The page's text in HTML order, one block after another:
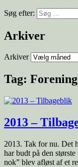
Søg efter:
Arkiver
Arkiver
Tag:
2013 –
2013. Tak for nu. Det
har budt på den
nok” blev afløst af et